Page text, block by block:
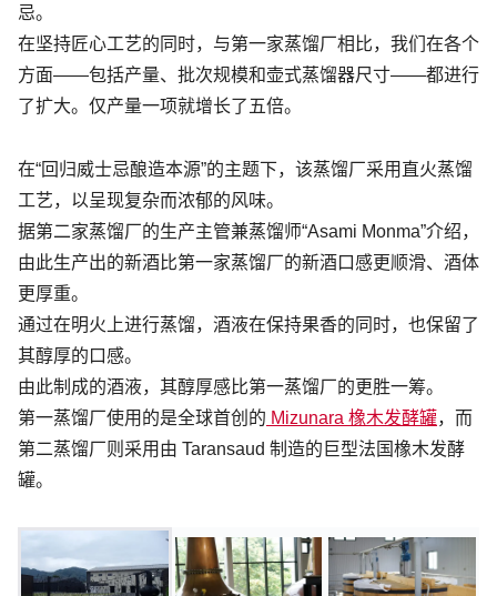
忌。
在坚持匠心工艺的同时，与第一家蒸馏厂相比，我们在各个
方面——包括产量、批次规模和壶式蒸馏器尺寸——都进行
了扩大。仅产量一项就增长了五倍。
在“回归威士忌酿造本源”的主题下，该蒸馏厂采用直火蒸馏
工艺，以呈现复杂而浓郁的风味。
据第二家蒸馏厂的生产主管兼蒸馏师“Asami Monma”介绍，
由此生产出的新酒比第一家蒸馏厂的新酒口感更顺滑、酒体
更厚重。
通过在明火上进行蒸馏，酒液在保持果香的同时，也保留了
其醇厚的口感。
由此制成的酒液，其醇厚感比第一蒸馏厂的更胜一筹。
第一蒸馏厂使用的是全球首创的 Mizunara 橡木发酵罐，而
第二蒸馏厂则采用由 Taransaud 制造的巨型法国橡木发酵
罐。